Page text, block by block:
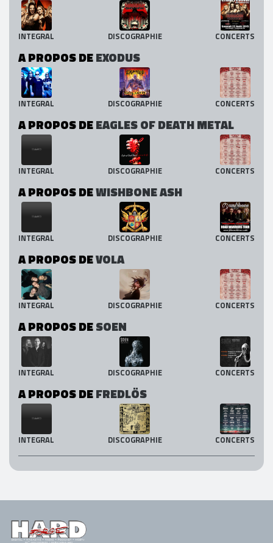
INTEGRAL DISCOGRAPHIE CONCERTS
A PROPOS DEEXODUS
INTEGRAL DISCOGRAPHIE CONCERTS
A PROPOS DEEAGLES OF DEATH METAL
INTEGRAL DISCOGRAPHIE CONCERTS
A PROPOS DEWISHBONE ASH
INTEGRAL DISCOGRAPHIE CONCERTS
A PROPOS DEVOLA
INTEGRAL DISCOGRAPHIE CONCERTS
A PROPOS DESOEN
INTEGRAL DISCOGRAPHIE CONCERTS
A PROPOS DEFREDLÖS
INTEGRAL DISCOGRAPHIE CONCERTS